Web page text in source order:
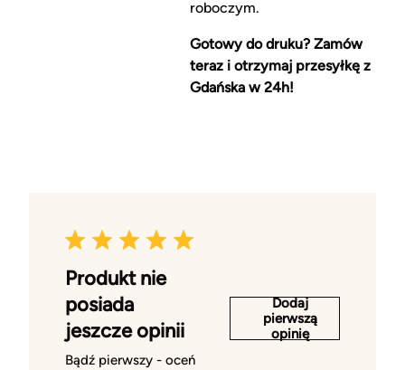
roboczym.
Gotowy do druku? Zamów
teraz i otrzymaj przesyłkę z
Gdańska w 24h!
Produkt nie
posiada
jeszcze opinii
Bądź pierwszy - oceń
Dodaj
pierwszą
opinię